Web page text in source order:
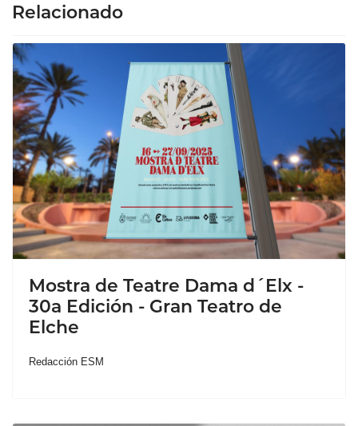
Relacionado
Mostra de Teatre Dama d´Elx -
30a Edición - Gran Teatro de
Elche
Redacción ESM